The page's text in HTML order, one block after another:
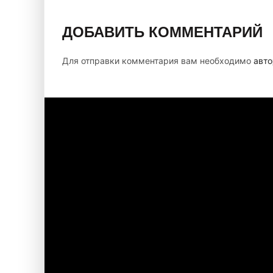
ДОБАВИТЬ КОММЕНТАРИЙ
Для отправки комментария вам необходимо